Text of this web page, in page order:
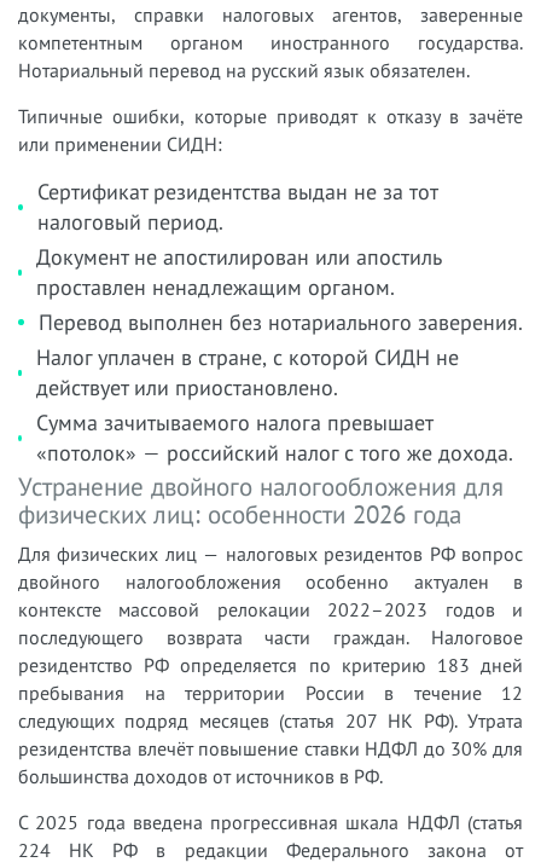
документы, справки налоговых агентов, заверенные
компетентным органом иностранного государства.
Нотариальный перевод на русский язык обязателен.
Типичные ошибки, которые приводят к отказу в зачёте
или применении СИДН:
Сертификат резидентства выдан не за тот
налоговый период.
Документ не апостилирован или апостиль
проставлен ненадлежащим органом.
Перевод выполнен без нотариального заверения.
Налог уплачен в стране, с которой СИДН не
действует или приостановлено.
Сумма зачитываемого налога превышает
«потолок» — российский налог с того же дохода.
Устранение двойного налогообложения для
физических лиц: особенности 2026 года
Для физических лиц — налоговых резидентов РФ вопрос
двойного налогообложения особенно актуален в
контексте массовой релокации 2022–2023 годов и
последующего возврата части граждан. Налоговое
резидентство РФ определяется по критерию 183 дней
пребывания на территории России в течение 12
следующих подряд месяцев (статья 207 НК РФ). Утрата
резидентства влечёт повышение ставки НДФЛ до 30% для
большинства доходов от источников в РФ.
С 2025 года введена прогрессивная шкала НДФЛ (статья
224 НК РФ в редакции Федерального закона от